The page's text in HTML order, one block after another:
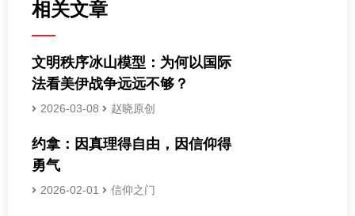
相关文章
文明秩序冰山模型：为何以国际
法看美伊战争远远不够？
2026-03-08 赵晓原创
约拿：因真理得自由，因信仰得
勇气
2026-02-01 信仰之门